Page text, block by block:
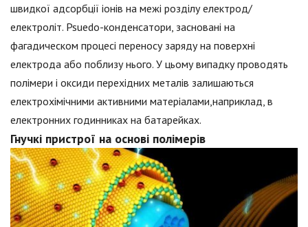
швидкої адсорбції іонів на межі розділу електрод/
електроліт. Psuedo-конденсатори, засновані на
фагадическом процесі переносу заряду на поверхні
електрода або поблизу нього. У цьому випадку проводять
полімери і оксиди перехідних металів залишаються
електрохімічними активними матеріалами,наприклад, в
електронних годинниках на батарейках.
Гнучкі пристрої на основі полімерів